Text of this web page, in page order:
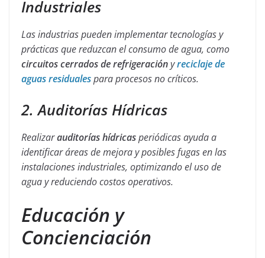
Industriales
Las industrias pueden implementar tecnologías y
prácticas que reduzcan el consumo de agua, como
circuitos cerrados de refrigeraciónyreciclaje de
aguas residualespara procesos no críticos.
2. Auditorías Hídricas
Realizarauditorías hídricasperiódicas ayuda a
identificar áreas de mejora y posibles fugas en las
instalaciones industriales, optimizando el uso de
agua y reduciendo costos operativos.
Educación y
Concienciación